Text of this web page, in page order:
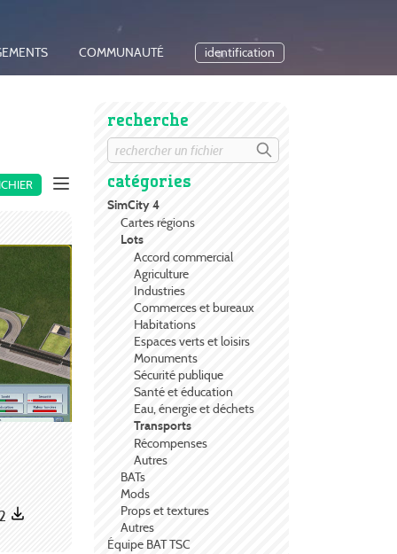
COMMUNAUTÉ identification
recherche
catégories
SimCity 4
Cartes régions
Lots
Accord commercial
Agriculture
Industries
Commerces et bureaux
Habitations
Espaces verts et loisirs
Monuments
Sécurité publique
Santé et éducation
Eau, énergie et déchets
Transports
Récompenses
Autres
BATs
Mods
Props et textures
Autres
Équipe BAT TSC